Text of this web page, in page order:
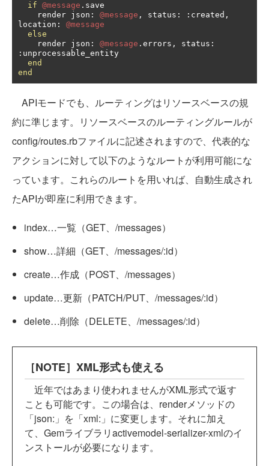
if @message . save
    render json
: @message , status : : created ,
location :
@message
else
    render json
: @message . errors , status :
: unprocessable_entity
end
end
APIモードでも、ルーティングはリソースベースの規
約に準じます。リソースベースのルーティングルールが
config/routes.rbファイルに記述されますので、代表的な
アクションに対して以下のようなルートが利用可能にな
っています。これらのルートを用いれば、自動生成され
たAPIが即座に利用できます。
index…一覧（GET、/messages）
show…詳細（GET、/messages/:id）
create…作成（POST、/messages）
update…更新（PATCH/PUT、/messages/:id）
delete…削除（DELETE、/messages/:id）
［NOTE］XML形式も使える
近年ではあまり使われませんがXML形式で返す
ことも可能です。この場合は、renderメソッドの
「json:」を「xml:」に変更します。それに加え
て、Gemライブラリactivemodel-serializer-xmlのイ
ンストールが必要になります。